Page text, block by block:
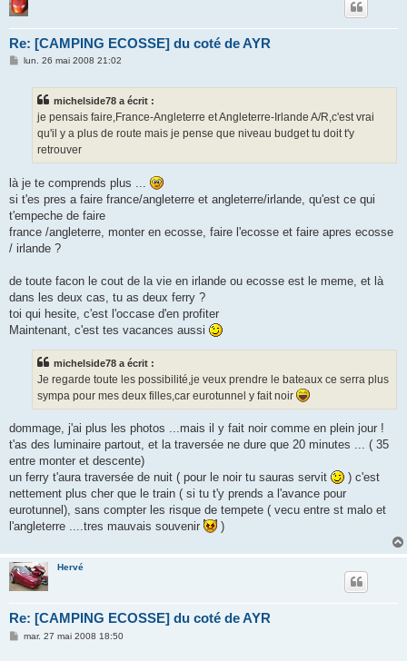
Re: [CAMPING ECOSSE] du coté de AYR
Mlun. 26 mai 2008 21:02
michelside78 a écrit :
je pensais faire,France-Angleterre et Angleterre-Irlande A/R,c'est vrai
qu'il y a plus de route mais je pense que niveau budget tu doit t'y
retrouver
là je te comprends plus ...
si t'es pres a faire france/angleterre et angleterre/irlande, qu'est ce qui
t'empeche de faire
france /angleterre, monter en ecosse, faire l'ecosse et faire apres ecosse
/ irlande ?
de toute facon le cout de la vie en irlande ou ecosse est le meme, et là
dans les deux cas, tu as deux ferry ?
toi qui hesite, c'est l'occase d'en profiter
Maintenant, c'est tes vacances aussi
michelside78 a écrit :
Je regarde toute les possibilité,je veux prendre le bateaux ce serra plus
sympa pour mes deux filles,car eurotunnel y fait noir
dommage, j'ai plus les photos ...mais il y fait noir comme en plein jour !
t'as des luminaire partout, et la traversée ne dure que 20 minutes ... ( 35
entre monter et descente)
un ferry t'aura traversée de nuit ( pour le noir tu sauras servit
) c'est
nettement plus cher que le train ( si tu t'y prends a l'avance pour
eurotunnel), sans compter les risque de tempete ( vecu entre st malo et
l'angleterre ....tres mauvais souvenir
)
Hervé
Re: [CAMPING ECOSSE] du coté de AYR
Mmar. 27 mai 2008 18:50